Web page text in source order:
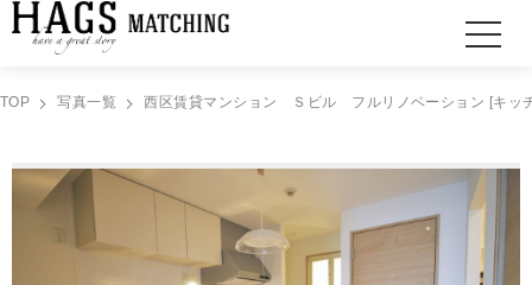
TOP 写真一覧 西区賃貸マンション Ｓビル フルリノベーション [キッ